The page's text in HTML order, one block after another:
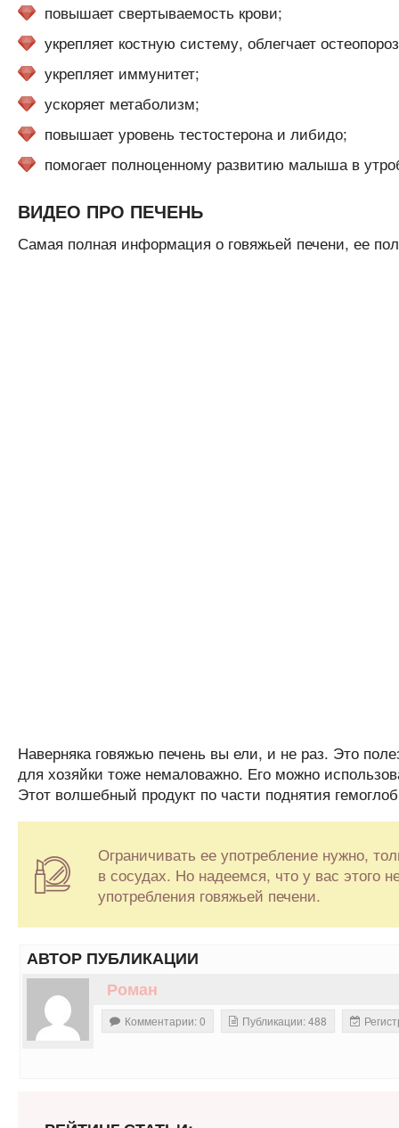
повышает свертываемость крови;
укрепляет костную систему, облегчает
укрепляет иммунитет;
ускоряет метаболизм;
повышает уровень тестостерона и либидо;
помогает полноценному развитию малыша в
ВИДЕО ПРО ПЕЧЕНЬ
Самая полная информация о говяжьей печени, ее
Наверняка говяжью печень вы ели, и не раз. Это
для хозяйки тоже немаловажно. Его можно
Этот волшебный продукт по части поднятия
Ограничивать ее употребление нужно,
в сосудах. Но надеемся, что у вас этого
употребления говяжьей печени.
АВТОР ПУБЛИКАЦИИ
Роман
Комментарии: 0 Публикации: 488